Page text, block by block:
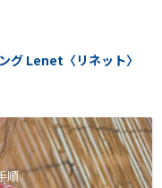
グ Lenet〈リネット〉
順